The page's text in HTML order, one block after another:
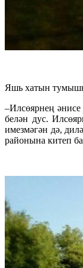
Яшь хатын
–Илсөярнең әнисе
белән дус.
имезмәгән дә,
районына китеп